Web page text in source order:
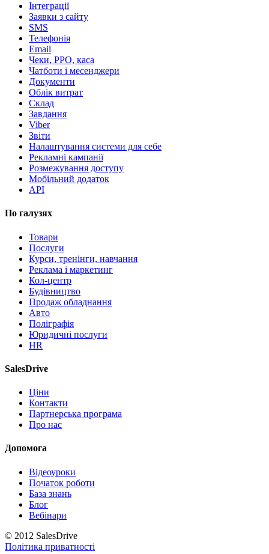
Інтеграції
Заявки з сайту
SMS
Телефонія
Email
Чеки, РРО, каса
Чатботи і месенджери
Документи
Облік витрат
Склад
Завдання
Viber
Звіти
Налаштування системи для себе
Рекламні кампанії
Розмежування доступу
Мобільний додаток
API
По галузях
Товари
Послуги
Курси, тренінги, навчання
Реклама і маркетинг
Кол-центр
Будівництво
Продаж обладнання
Авто
Поліграфія
Юридичні послуги
HR
SalesDrive
Ціни
Контакти
Партнерська програма
Про нас
Допомога
Відеоуроки
Початок роботи
База знань
Блог
Вебінари
© 2012 SalesDrive
Політика приватності